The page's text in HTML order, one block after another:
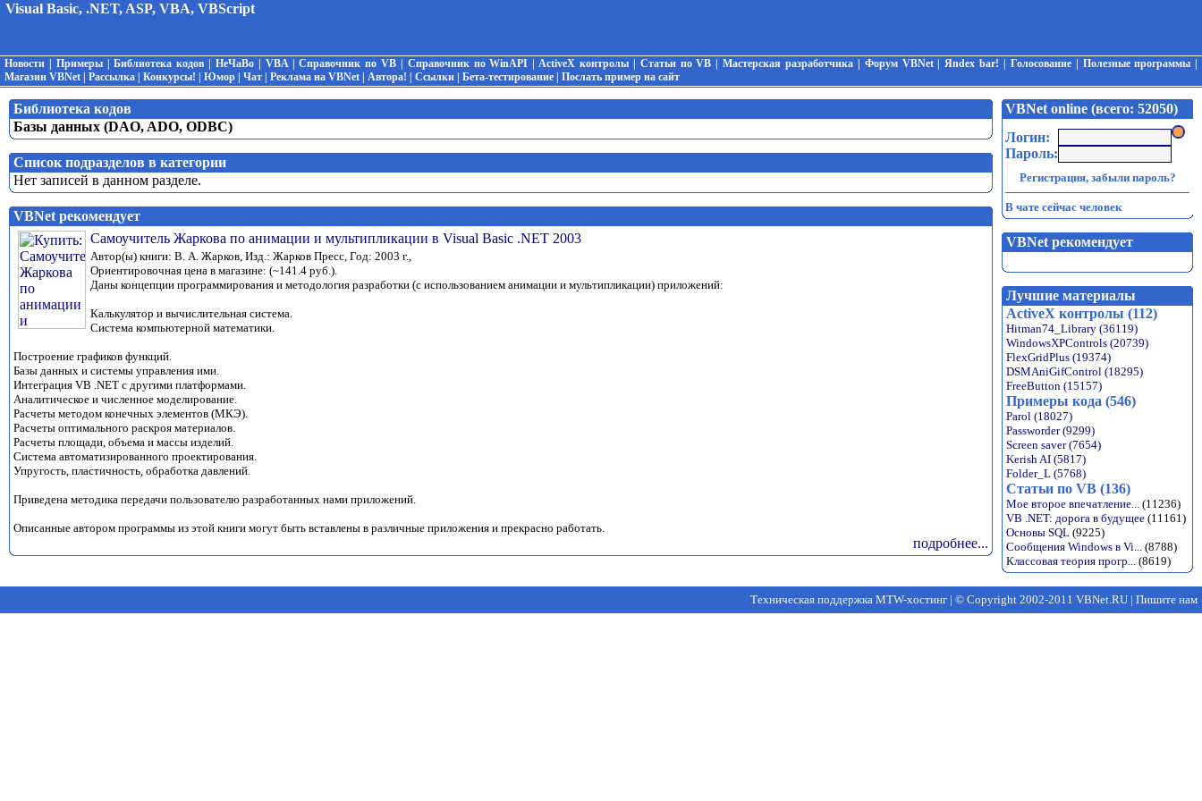
Visual Basic, .NET, ASP, VBA, VBScript
Новости Примеры|Библиотека кодов НеЧаВо| VBA|Справочник по VB Справочник по WinAPI |ActiveX контролы Статьи по VB |Мастерская разработчика Форум VBNet|Яndex bar! Голосование| Полезные программы
Магазин VBNet
Рассылка Конкурсы! Юмор Чат Реклама на VBNet Автора! Ссылки Бета-тестирование Послать пример на сайт
Библиотека кодов
Базы данных (DAO, ADO, ODBC)
Список подразделов в категории
Нет записей в данном разделе.
VBNet рекомендует
Самоучитель Жаркова по анимации и мультипликации в Visual Basic .NET 2003
Автор(ы) книги: В. А. Жарков, Изд.: Жарков Пресс, Год: 2003 г.,
Ориентировочная цена в магазине: (~141.4 руб.).
Даны концепции программирования и методология разработки (с использованием анимации и мультипликации) приложений:
Калькулятор и вычислительная система.
Система компьютерной математики.
Построение графиков функций.
Базы данных и системы управления ими.
Интеграция VB .NЕТ с другими платформами.
Аналитическое и численное моделирование.
Расчеты методом конечных элементов (МКЭ).
Расчеты оптимального раскроя материалов.
Расчеты площади, объема и массы изделий.
Система автоматизированного проектирования.
Упругость, пластичность, обработка давлений.
Приведена методика передачи пользователю разработанных нами приложений.
Описанные автором программы из этой книги могут быть вставлены в различные приложения и прекрасно работать.
подробнее...
VBNet online (всего: 52050)
Логин:
Пароль:
Регистрация, забыли пароль?
В чате сейчас человек
VBNet рекомендует
Лучшие материалы
ActiveX контролы (112)
Hitman74_Library (36119)
WindowsXPControls (20739)
FlexGridPlus (19374)
DSMAniGifControl (18295)
FreeButton (15157)
Примеры кода (546)
Parol (18027)
Passworder (9299)
Screen saver (7654)
Kerish AI (5817)
Folder_L (5768)
Статьи по VB (136)
Мое второе впечатление... (11236)
VB .NET: дорога в будущее (11161)
Основы SQL (9225)
Сообщения Windows в Vi... (8788)
Классовая теория прогр... (8619)
Техническая поддержка MTW-хостинг | © Copyright 2002-2011 VBNet.RU | Пишите нам